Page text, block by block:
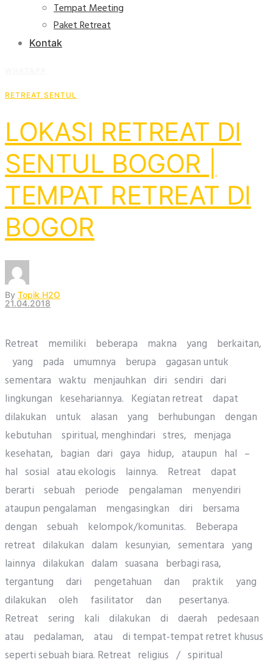
Tempat Meeting
Paket Retreat
Kontak
RETREAT SENTUL
LOKASI RETREAT DI
SENTUL BOGOR |
TEMPAT RETREAT DI
BOGOR
By Topik H2O
21.04.2018
Retreat memiliki beberapa makna yang berkaitan,
yang pada umumnya berupa gagasan untuk
sementara waktu menjauhkan diri sendiri dari
lingkungan kesehariannya. Kegiatan retreat dapat
dilakukan untuk alasan yang berhubungan dengan
kebutuhan spiritual, menghindari stres, menjaga
kesehatan, bagian dari gaya hidup, ataupun hal –
hal sosial atau ekologis lainnya. Retreat dapat
berarti sebuah periode pengalaman menyendiri
ataupun pengalaman mengasingkan diri bersama
dengan sebuah kelompok/komunitas. Beberapa
retreat dilakukan dalam kesunyian, sementara yang
lainnya dilakukan dalam suasana berbagi rasa,
tergantung dari pengetahuan dan praktik yang
dilakukan oleh fasilitator dan pesertanya.
Retreat sering kali dilakukan di daerah pedesaan
atau pedalaman, atau di tempat-tempat retret khusus
seperti sebuah biara. Retreat religius / spiritual